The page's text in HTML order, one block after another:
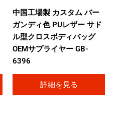
中国工場製 カスタム バー
ガンディ色 PUレザー サド
ル型クロスボディバッグ
OEMサプライヤー GB-
6396
詳細を見る